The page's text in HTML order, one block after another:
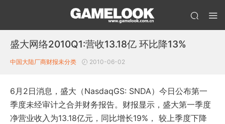
盛大网络2010Q1:营收13.18亿 环比降13%
中国大陆厂商财报未分类 2010-06-02
6月2日消息，盛大（NasdaqGS: SNDA）今日公布第一
季度未经审计之合并财务报告。财报显示，盛大第一季度
净营业收入为13.18亿元，同比增长19%， 较上季度下降